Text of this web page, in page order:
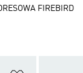
FIREBIRD